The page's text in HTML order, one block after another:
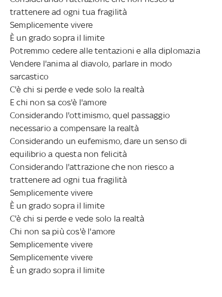
trattenere ad ogni tua fragilità
Semplicemente vivere
È un grado sopra il limite
Potremmo cedere alle tentazioni e alla diplomazia
Vendere l'anima al diavolo, parlare in modo
sarcastico
C'è chi si perde e vede solo la realtà
E chi non sa cos'è l'amore
Considerando l'ottimismo, quel passaggio
necessario a compensare la realtà
Considerando un eufemismo, dare un senso di
equilibrio a questa non felicità
Considerando l'attrazione che non riesco a
trattenere ad ogni tua fragilità
Semplicemente vivere
È un grado sopra il limite
C'è chi si perde e vede solo la realtà
Chi non sa più cos'è l'amore
Semplicemente vivere
Semplicemente vivere
È un grado sopra il limite